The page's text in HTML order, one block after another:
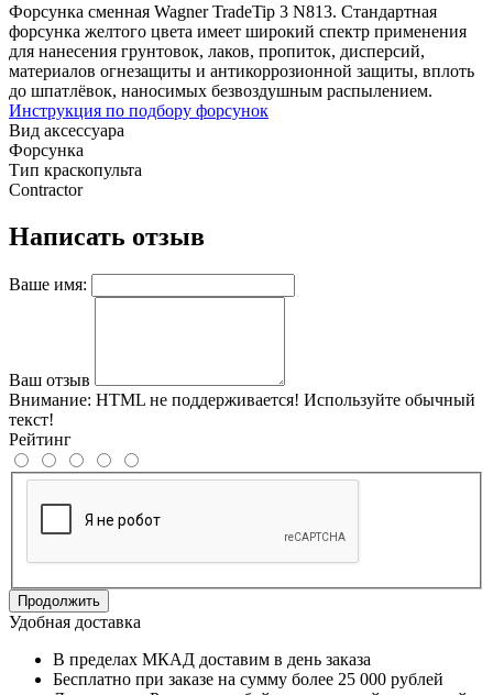
Форсунка сменная Wagner TradeTip 3 N813. Стандартная
форсунка желтого цвета имеет широкий спектр применения
для нанесения грунтовок, лаков, пропиток, дисперсий,
материалов огнезащиты и антикоррозионной защиты, вплоть
до шпатлёвок, наносимых безвоздушным распылением.
Инструкция по подбору форсунок
Вид аксессуара
Форсунка
Тип краскопульта
Contractor
Написать отзыв
Ваше имя:
Ваш отзыв
Внимание: HTML не поддерживается! Используйте обычный
текст!
Рейтинг
Продолжить
Удобная доставка
В пределах МКАД доставим в день заказа
Бесплатно при заказе на сумму более 25 000 рублей